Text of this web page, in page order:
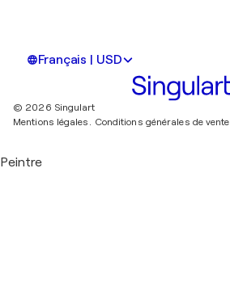
Français | USD
© 2026 Singulart
Mentions légales.
Conditions générales de vente
Peintre